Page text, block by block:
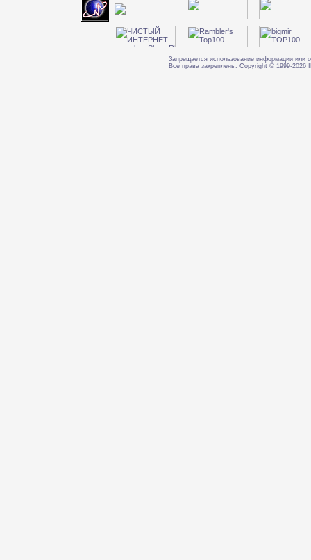
Запрещается использование информации или
Все права закреплены. Copyright © 1999-